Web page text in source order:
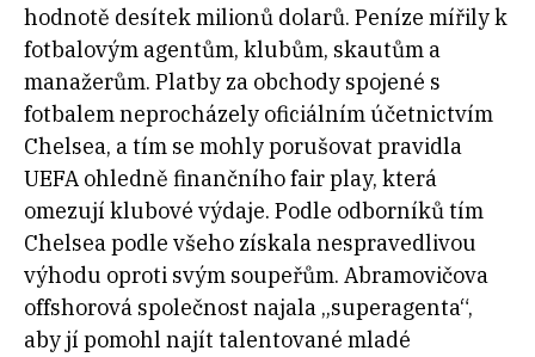
hodnotě desítek milionů dolarů. Peníze mířily k
fotbalovým agentům, klubům, skautům a
manažerům. Platby za obchody spojené s
fotbalem neprocházely oficiálním účetnictvím
Chelsea, a tím se mohly porušovat pravidla
UEFA ohledně finančního fair play, která
omezují klubové výdaje. Podle odborníků tím
Chelsea podle všeho získala nespravedlivou
výhodu oproti svým soupeřům. Abramovičova
offshorová společnost najala „superagenta“,
aby jí pomohl najít talentované mladé